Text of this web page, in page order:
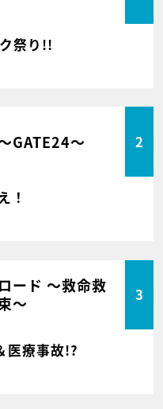
祭り!!
GATE24～ 2
！
ード ～救命救
～
3
医療事故!?